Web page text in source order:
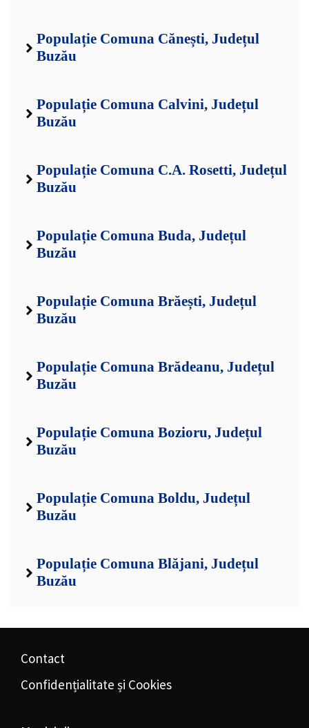
Populație Comuna Cănești, Județul
Buzău
Populație Comuna Calvini, Județul
Buzău
Populație Comuna C.A. Rosetti, Județul
Buzău
Populație Comuna Buda, Județul
Buzău
Populație Comuna Brăești, Județul
Buzău
Populație Comuna Brădeanu, Județul
Buzău
Populație Comuna Bozioru, Județul
Buzău
Populație Comuna Boldu, Județul
Buzău
Populație Comuna Blăjani, Județul
Buzău
Contact
Confidențialitate și Cookies